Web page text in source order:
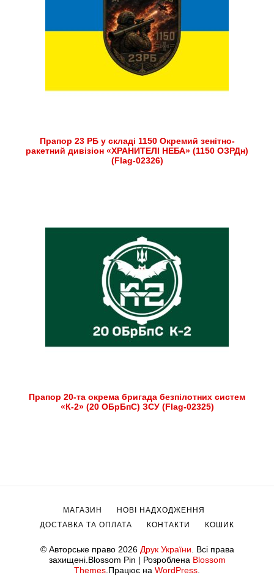
Прапор 23 РБ у складі 1150 Окремий зенітно-
ракетний дивізіон «ХРАНИТЕЛІ НЕБА» (1150 ОЗРДн)
(Flag-02326)
Прапор 20-та окрема бригада безпілотних систем
«К-2» (20 ОБрБпС) ЗСУ (Flag-02325)
© Авторське право 2026 Друк України. Всі права
захищені.Blossom Pin | Розроблена Blossom
Themes.Працює на WordPress.
МАГАЗИН
НОВІ НАДХОДЖЕННЯ
ДОСТАВКА ТА ОПЛАТА
КОНТАКТИ КОШИК